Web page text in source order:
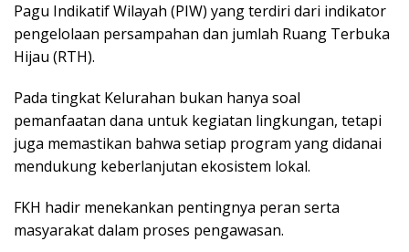
Pagu Indikatif Wilayah (PIW) yang terdiri dari indikator
pengelolaan persampahan dan jumlah Ruang Terbuka
Hijau (RTH).
Pada tingkat Kelurahan bukan hanya soal
pemanfaatan dana untuk kegiatan lingkungan, tetapi
juga memastikan bahwa setiap program yang didanai
mendukung keberlanjutan ekosistem lokal.
FKH hadir menekankan pentingnya peran serta
masyarakat dalam proses pengawasan.